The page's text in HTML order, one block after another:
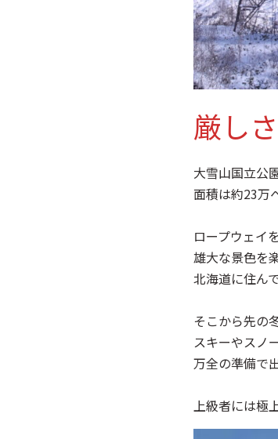
厳し
大雪山国立公
面積は約23万
ロープウェイ
雄大な景色を
北海道に住ん
そこから先の
スキーやスノ
万全の準備で
上級者には極